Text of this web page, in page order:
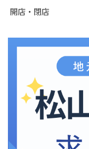
開店・閉店